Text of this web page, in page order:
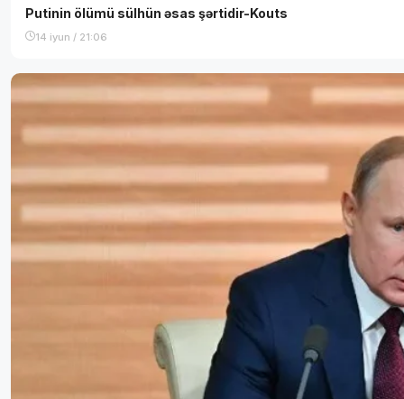
Putinin ölümü sülhün əsas şərtidir-Kouts
14 iyun / 21:06